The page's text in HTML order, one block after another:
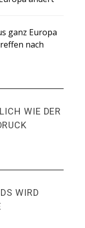
ganz Europa
nach
WIE DER
WIRD